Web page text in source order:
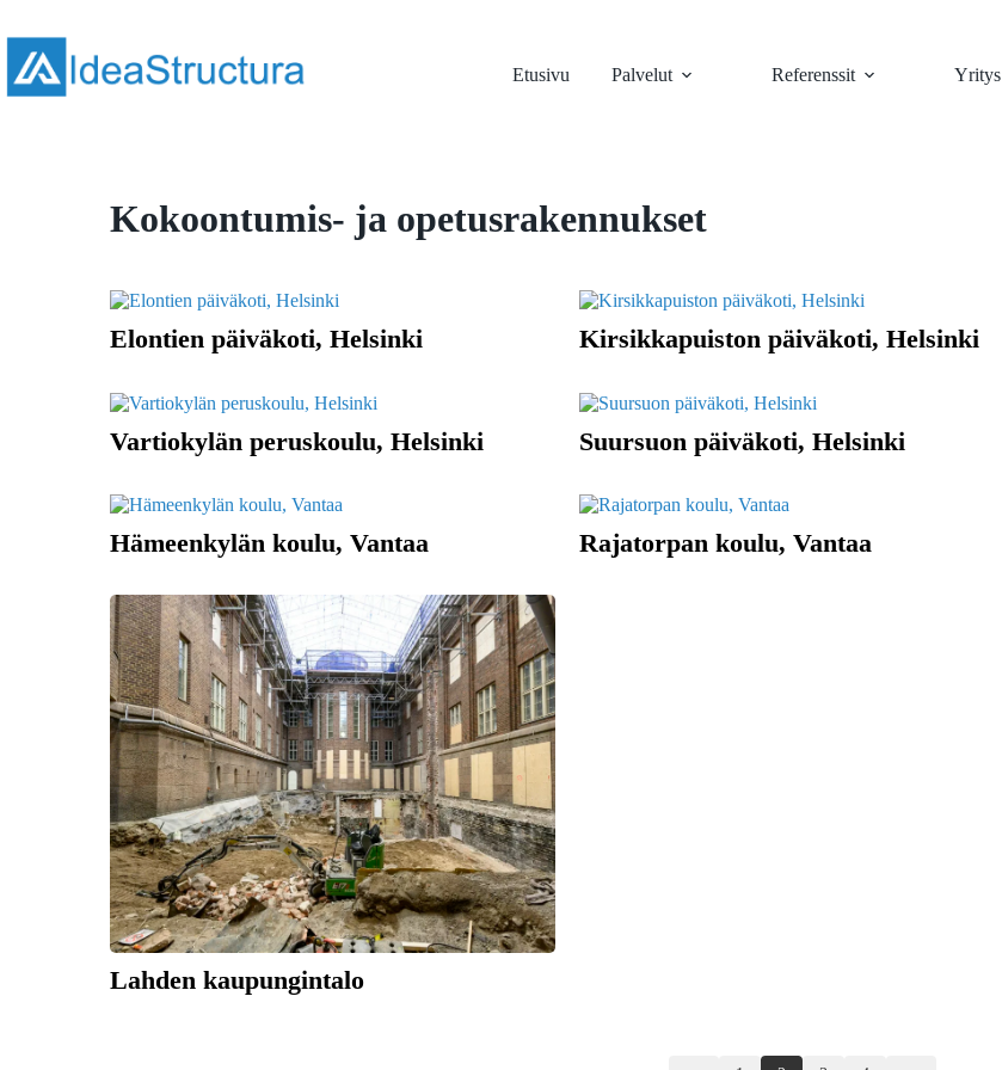
content
Etusivu
Palvelut Referenssit Yritys
Kokoontumis- ja opetusrakennukset
Elontien päiväkoti, Helsinki Kirsikkapuiston päiväkoti, Helsinki
Vartiokylän peruskoulu, Helsinki Suursuon päiväkoti, Helsinki
Hämeenkylän koulu, Vantaa Rajatorpan koulu, Vantaa
Lahden kaupungintalo